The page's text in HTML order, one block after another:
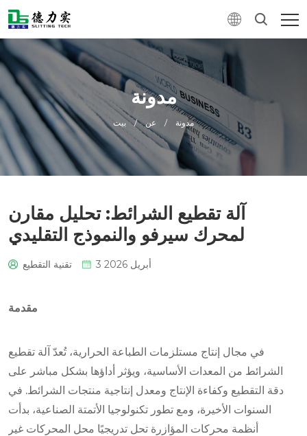
مدونة
بيت / عن / مدونة
آلة تقطيع الشرائط: تحليل مقارن
لمحرك سيرفو والنموذج التقليدي
تقنية التقطيع 3 أبريل 2026
مقدمة
في مجال إنتاج مستلزمات الطباعة الحرارية، تُعدّ آلة تقطيع
الشرائط من المعدات الأساسية، ويؤثر أداؤها بشكل مباشر على
دقة التقطيع وكفاءة الإنتاج ومعدل إنتاجية منتجات الشرائط. في
السنوات الأخيرة، ومع تطور تكنولوجيا الأتمتة الصناعية، بدأت
أنظمة محركات المؤازرة تحل تدريجيًا محل المحركات غير